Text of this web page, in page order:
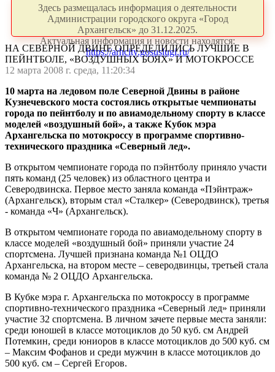
Здесь размещалась информация о деятельности
Администрации городского округа «Город
Архангельск» до 31.12.2025.
Актуальная информация и новости находятся:
https://arhcity.gosuslugi.ru/
НА СЕВЕРНОЙ ДВИНЕ ОПРЕДЕЛИЛИСЬ ЛУЧШИЕ В
ПЕЙНТБОЛЕ, «ВОЗДУШНЫХ БОЯХ» И МОТОКРОССЕ
12 марта 2008 г. среда, 11:20:34
10 марта на ледовом поле Северной Двины в районе
Кузнечевского моста состоялись открытые чемпионаты
города по пейнтболу и по авиамодельному спорту в классе
моделей «воздушный бой», а также Кубок мэра
Архангельска по мотокроссу в программе спортивно-
технического праздника «Северный лед».
В открытом чемпионате города по пэйнтболу приняло участи
пять команд (25 человек) из областного центра и
Северодвинска. Первое место заняла команда «Пэйнтраж»
(Архангельск), вторым стал «Сталкер» (Северодвинск), третья
- команда «Ч» (Архангельск).
В открытом чемпионате города по авиамодельному спорту в
классе моделей «воздушный бой» приняли участие 24
спортсмена. Лучшей признана команда №1 ОЦДО
Архангельска, на втором месте – северодвинцы, третьей стала
команда № 2 ОЦДО Архангельска.
В Кубке мэра г. Архангельска по мотокроссу в программе
спортивно-технического праздника «Северный лед» приняли
участие 32 спортсмена. В личном зачете первые места заняли:
среди юношей в классе мотоциклов до 50 куб. см Андрей
Потемкин, среди юниоров в классе мотоциклов до 500 куб. см
– Максим Фофанов и среди мужчин в классе мотоциклов до
500 куб. см – Сергей Егоров.